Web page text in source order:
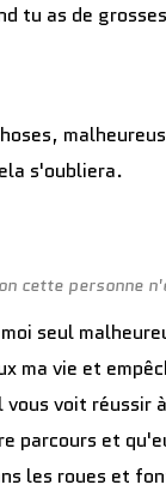
tu as de
s'oubliera.
cette personne
seul
ma vie et
voit réussir
parcours et
les roues et